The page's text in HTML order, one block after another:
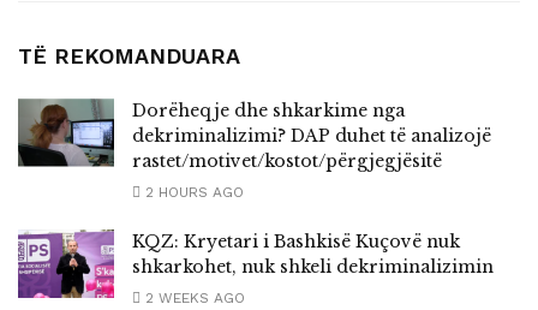
TË REKOMANDUARA
Dorëheqje dhe shkarkime nga
dekriminalizimi? DAP duhet të analizojë
rastet/motivet/kostot/përgjegjësitë
2 HOURS AGO
KQZ: Kryetari i Bashkisë Kuçovë nuk
shkarkohet, nuk shkeli dekriminalizimin
2 WEEKS AGO